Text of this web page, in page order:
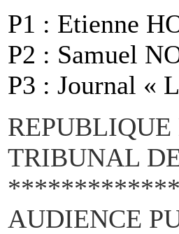
P1 : Etienne
P2 : Samuel
P3 : Journal «
TRIBUNAL
AUDIENCE